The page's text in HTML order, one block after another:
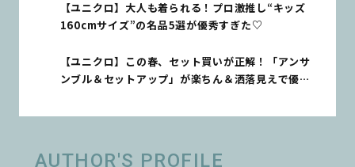
【ユニクロ】大人も着られる！プロ激推し“キッズ
160cmサイズ”の名品5選が優秀すぎた♡
【ユニクロ】この春、セット買いが正解！「アンサ
ンブル＆セットアップ」が楽ちん＆洒落見えで優秀
AUTHOR'S PROFILE